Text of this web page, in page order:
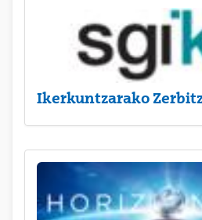
Ikerkuntzarako